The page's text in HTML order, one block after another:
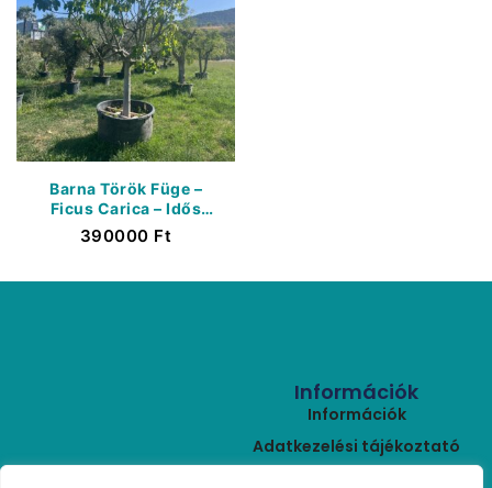
Barna Török Füge –
Ficus Carica – Idős
termő Fügefa –
Törzskerület 40/50
390000 Ft
Információk
Információk
Adatkezelési tájékoztató